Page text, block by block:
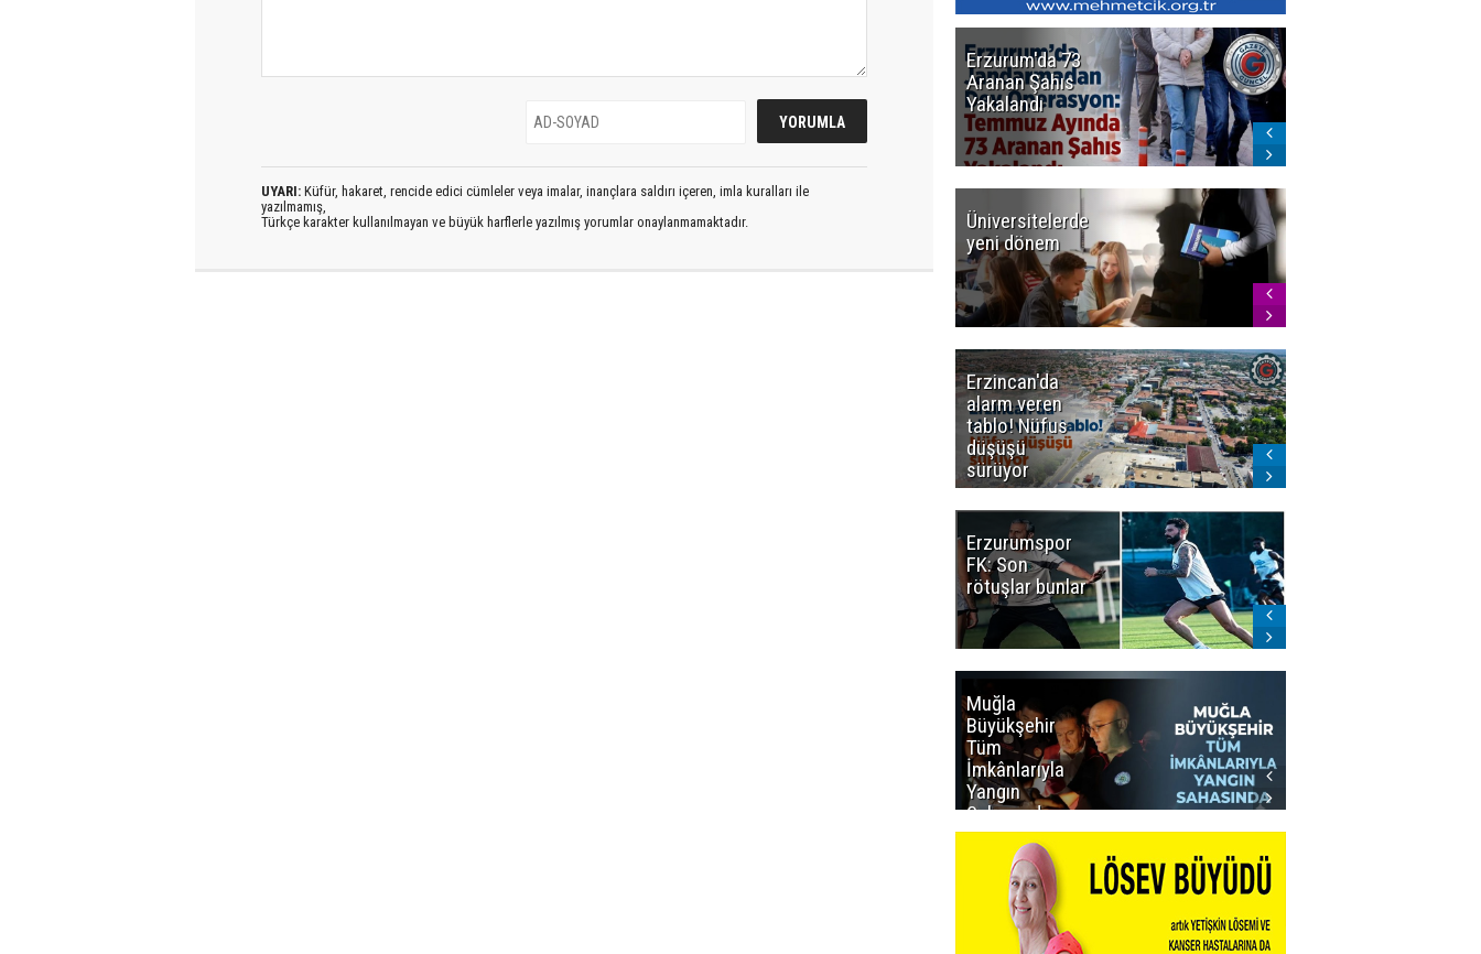
UYARI: Küfür, hakaret, rencide edici cümleler veya imalar, inançlara saldırı içeren, imla kuralları ile
yazılmamış,
Türkçe karakter kullanılmayan ve büyük harflerle yazılmış yorumlar onaylanmamaktadır.
Erzurum'da 73
Aranan Şahıs
Yakalandı
Üniversitelerde
yeni dönem
Erzincan'da
alarm veren
tablo! Nüfus
düşüşü
sürüyor
Erzurumspor
FK: Son
rötuşlar bunlar
Muğla
Büyükşehir
Tüm
İmkânlarıyla
Yangın
Sahasında